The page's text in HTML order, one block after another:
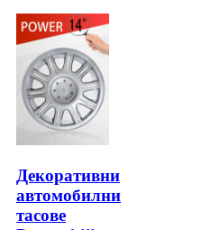
Декоративни
автомобилни
тасове